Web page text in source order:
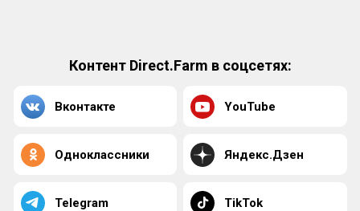
Контент Direct.Farm в соцсетях:
Вконтакте YouTube
Одноклассники Яндекс.Дзен
Telegram TikTok